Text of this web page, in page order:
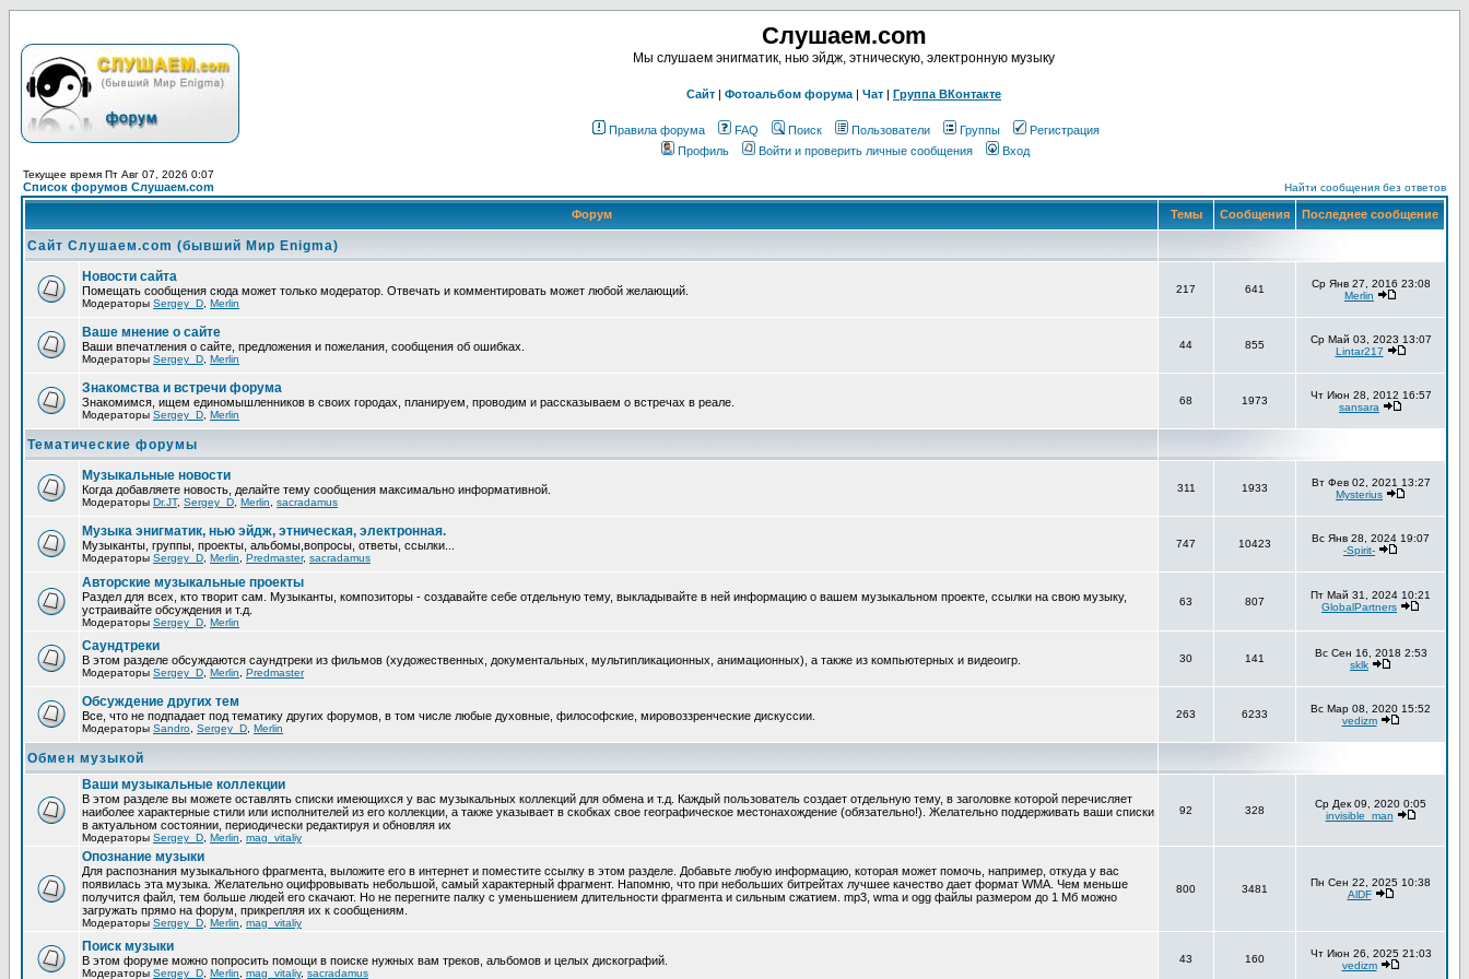
Слушаем.com
Мы слушаем энигматик, нью эйдж, этническую, электронную музыку
Сайт | Фотоальбом форума | Чат | Группа ВКонтакте
Правила форума FAQ Поиск Пользователи Группы
Регистрация
Профиль
Войти и проверить личные сообщения Вход
Текущее время Пт Авг 07, 2026 0:07
Список форумов Слушаем.com Найти сообщения без ответов
Форум Темы Сообщения Последнее сообщение
Сайт Слушаем.com (бывший Мир Enigma)
Новости сайта
Помещать сообщения сюда может только модератор. Отвечать и комментировать может любой желающий.
Модераторы Sergey_D Merlin
217 641
Ср Янв 27, 2016 23:08
Merlin
Ваше мнение о сайте
Ваши впечатления о сайте, предложения и пожелания, сообщения об ошибках.
Модераторы Sergey_D Merlin
44 855
Ср Май 03, 2023 13:07
Lintar217
Знакомства и встречи форума
Знакомимся, ищем единомышленников в своих городах, планируем, проводим и рассказываем о встречах в реале.
Модераторы Sergey_D Merlin
68 1973
Чт Июн 28, 2012 16:57
sansara
Тематические форумы
Музыкальные новости
Когда добавляете новость, делайте тему сообщения максимально информативной.
Модераторы Dr.JT, Sergey_D Merlin sacradamus
311 1933
Вт Фев 02, 2021 13:27
Mysterius
Музыка энигматик, нью эйдж, этническая, электронная.
Музыканты, группы, проекты, альбомы,вопросы, ответы, ссылки...
Модераторы Sergey_D Merlin Predmaster, sacradamus
747 10423
Вс Янв 28, 2024 19:07
-Spirit-
Авторские музыкальные проекты
Раздел для всех, кто творит сам. Музыканты, композиторы - создавайте себе отдельную тему, выкладывайте в ней информацию о вашем музыкальном проекте, ссылки на свою музыку,
устраивайте обсуждения и т.д.
Модераторы Sergey_D Merlin
63 807
Пт Май 31, 2024 10:21
GlobalPartners
Саундтреки
В этом разделе обсуждаются саундтреки из фильмов (художественных, документальных, мультипликационных, анимационных), а также из компьютерных и видеоигр.
Модераторы Sergey_D Merlin Predmaster
30 141
Вс Сен 16, 2018 2:53
sklk
Обcуждение других тем
Все, что не подпадает под тематику других форумов, в том числе любые духовные, философские, мировоззренческие дискуссии.
Модераторы Sandro Sergey_D Merlin
263 6233
Вс Мар 08, 2020 15:52
vedizm
Обмен музыкой
Ваши музыкальные коллекции
В этом разделе вы можете оставлять списки имеющихся у вас музыкальных коллекций для обмена и т.д. Каждый пользователь создает отдельную тему, в заголовке которой перечисляет
наиболее характерные стили или исполнителей из его коллекции, а также указывает в скобках свое географическое местонахождение (обязательно!). Желательно поддерживать ваши списки
в актуальном состоянии, периодически редактируя и обновляя их
Модераторы Sergey_D Merlin mag_vitaliy
92 328
Ср Дек 09, 2020 0:05
invisible_man
Опознание музыки
Для распознания музыкального фрагмента, выложите его в интернет и поместите ссылку в этом разделе. Добавьте любую информацию, которая может помочь, например, откуда у вас
появилась эта музыка. Желательно оцифровывать небольшой, самый характерный фрагмент. Напомню, что при небольших битрейтах лучшее качество дает формат WMA. Чем меньше
получится файл, тем больше людей его скачают. Но не перегните палку с уменьшением длительности фрагмента и сильным сжатием. mp3, wma и ogg файлы размером до 1 Мб можно
загружать прямо на форум, прикрепляя их к сообщениям.
Модераторы Sergey_D Merlin mag_vitaliy
800 3481
Пн Сен 22, 2025 10:38
AlDF
Поиск музыки
В этом форуме можно попросить помощи в поиске нужных вам треков, альбомов и целых дискографий.
Модераторы Sergey_D Merlin mag_vitaliy, sacradamus
43 160
Чт Июн 26, 2025 21:03
vedizm